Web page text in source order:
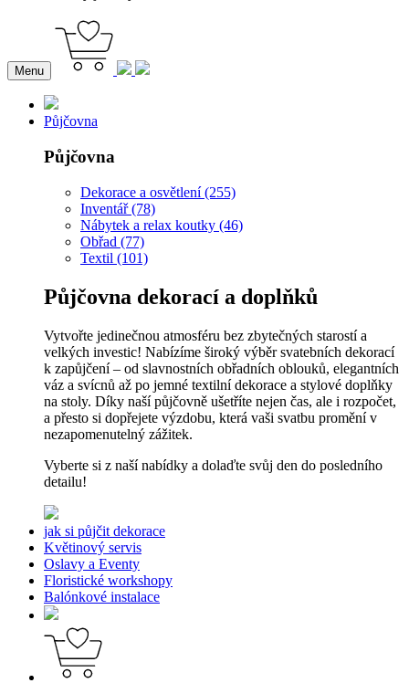
Menu
Půjčovna
Půjčovna
Dekorace a osvětlení (255)
Inventář (78)
Nábytek a relax koutky (46)
Obřad (77)
Textil (101)
Půjčovna dekorací a doplňků
Vytvořte jedinečnou atmosféru bez zbytečných starostí a
velkých investic! Nabízíme široký výběr svatebních dekorací
k zapůjčení – od slavnostních obřadních oblouků, elegantních
váz a svícnů až po jemné textilní dekorace a stylové doplňky
na stoly. Díky naší půjčovně ušetříte nejen čas, ale i rozpočet,
a přesto si dopřejete výzdobu, která vaši svatbu promění v
nezapomenutelný zážitek.
Vyberte si z naší nabídky a dolaďte svůj den do posledního
detailu!
jak si půjčit dekorace
Květinový servis
Oslavy a Eventy
Floristické workshopy
Balónkové instalace